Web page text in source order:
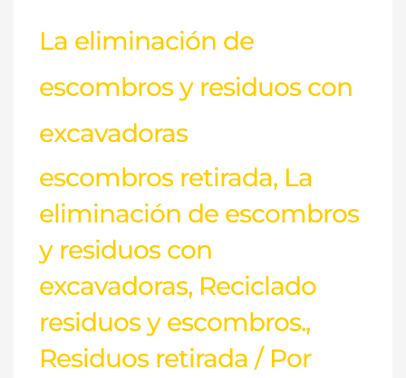
La eliminación de
escombros y residuos con
excavadoras
escombros retirada, La
eliminación de escombros
y residuos con
excavadoras, Reciclado
residuos y escombros.,
Residuos retirada / Por